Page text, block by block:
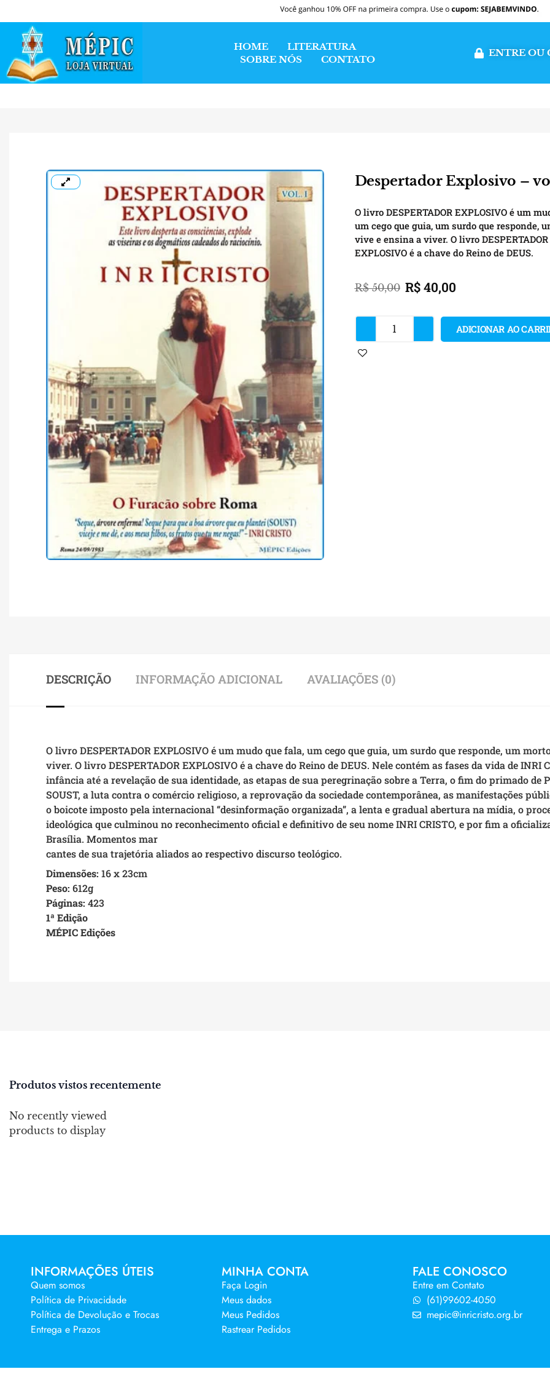
HOME
LITERATURA
SOBRE NÓS
CONTATO
ENTRE OU
Despertador Explosivo –
O livro DESPERTADOR EXPLOSIVO é um
um cego que guia, um surdo que responde,
vive e ensina a viver. O livro DESPERTADOR
EXPLOSIVO é a chave do Reino de DEUS.
R$50,00 R$40,00
ADICIONAR AO
DESCRIÇÃO INFORMAÇÃO ADICIONAL AVALIAÇÕES (0)
O livro DESPERTADOR EXPLOSIVO é um mudo que fala, um cego que guia, um surdo que responde, um
viver. O livro DESPERTADOR EXPLOSIVO é a chave do Reino de DEUS. Nele contém as fases da vida de INRI
infância até a revelação de sua identidade, as etapas de sua peregrinação sobre a Terra, o fim do primado de
SOUST, a luta contra o comércio religioso, a reprovação da sociedade contemporânea, as manifestações
o boicote imposto pela internacional “desinformação organizada”, a lenta e gradual abertura na mídia, o
ideológica que culminou no reconhecimento oficial e definitivo de seu nome INRI CRISTO, e por fim a
Brasília. Momentos mar
cantes de sua trajetória aliados ao respectivo discurso teológico.
Dimensões: 16 x 23cm
Peso: 612g
Páginas: 423
1ª Edição
MÉPIC Edições
Produtos vistos recentemente
No recently viewed
products to display
INFORMAÇÕES ÚTEIS
Quem somos
Política de Privacidade
Política de Devolução e Trocas
Entrega e Prazos
Faça Login
Meus dados
Meus Pedidos
Rastrear Pedidos
Entre em Contato
(61)99602-4050
mepic@inricristo.org.br
FALE CONOSCO
MINHA CONTA